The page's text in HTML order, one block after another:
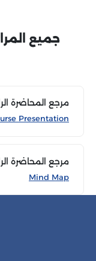
جميع
مرجع المحاضرة
Presentation
مرجع المحاضرة
Mind Map